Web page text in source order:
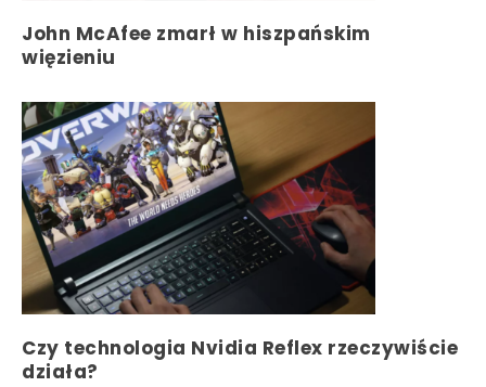
John McAfee zmarł w hiszpańskim
więzieniu
Czy technologia Nvidia Reflex rzeczywiście
działa?